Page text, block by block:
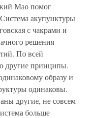
Мао помог
акупунктуры
с чакрами и
решения
По всей
другие принципы.
образу и
одинаковы.
другие, не совсем
больше